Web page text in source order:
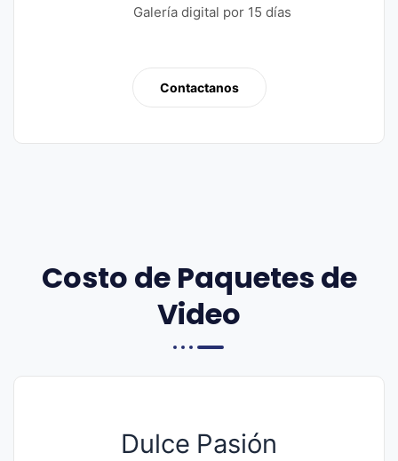
Galería digital por 15 días
Contactanos
Costo de Paquetes de
Video
Dulce Pasión